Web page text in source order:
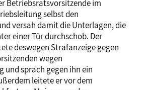
Betriebsratsvorsitzende im
selbst den
versah damit die Unterlagen, die
einer Tür durchschob. Der
deswegen Strafanzeige gegen
wegen
und sprach gegen ihn ein
leitete er vor dem